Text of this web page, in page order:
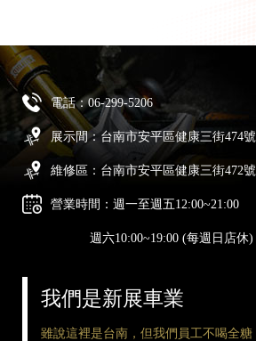
電話：06-299-5206
展示間：台南市安平區健康三街474號
維修區：台南市安平區健康三街472號
營業時間：週一至週五12:00~21:00
週六10:00~19:00 (每週日店休)
我們是新展車業
雖說這裡是台南，但我們員工不喝全糖